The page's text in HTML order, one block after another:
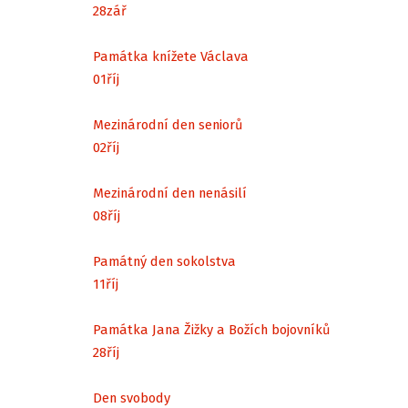
28zář
Památka knížete Václava
01říj
Mezinárodní den seniorů
02říj
Mezinárodní den nenásilí
08říj
Památný den sokolstva
11říj
Památka Jana Žižky a Božích bojovníků
28říj
Den svobody